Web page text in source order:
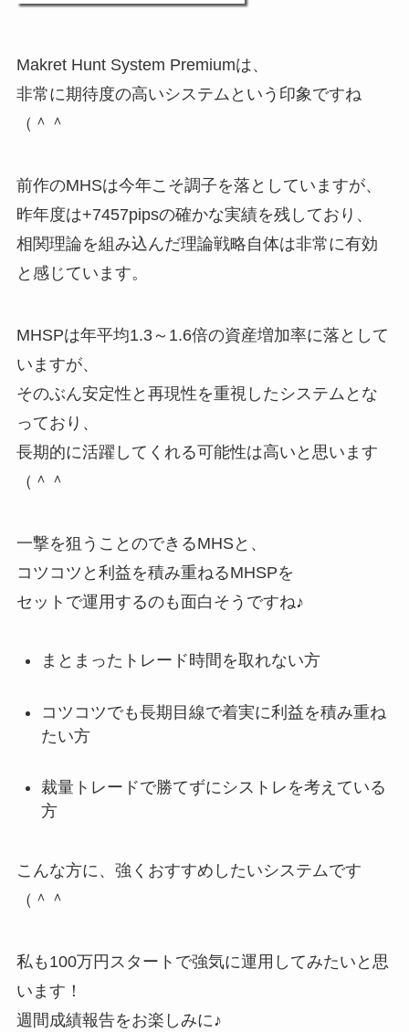
Makret Hunt System Premiumは、
非常に期待度の高いシステムという印象ですね
（＾＾
前作のMHSは今年こそ調子を落としていますが、
昨年度は+7457pipsの確かな実績を残しており、
相関理論を組み込んだ理論戦略自体は非常に有効
と感じています。
MHSPは年平均1.3～1.6倍の資産増加率に落として
いますが、
そのぶん安定性と再現性を重視したシステムとな
っており、
長期的に活躍してくれる可能性は高いと思います
（＾＾
一撃を狙うことのできるMHSと、
コツコツと利益を積み重ねるMHSPを
セットで運用するのも面白そうですね♪
まとまったトレード時間を取れない方
コツコツでも長期目線で着実に利益を積み重ね
たい方
裁量トレードで勝てずにシストレを考えている
方
こんな方に、強くおすすめしたいシステムです
（＾＾
私も100万円スタートで強気に運用してみたいと思
います！
週間成績報告をお楽しみに♪